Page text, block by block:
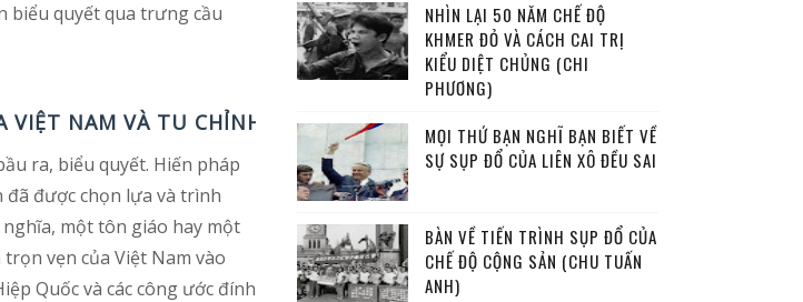
biểu quyết qua trưng cầu
VIỆT NAM VÀ TU CHỈNH LUẬT PHÁP
ra, biểu quyết. Hiến pháp
đã được chọn lựa và trình
một tôn giáo hay một
vẹn của Việt Nam vào
Quốc và các công ước đính
NHÌN LẠI 50 NĂM CHẾ ĐỘ
KHMER ĐỎ VÀ CÁCH CAI TRỊ
KIỂU DIỆT CHỦNG (CHI
PHƯƠNG)
MỌI THỨ BẠN NGHĨ BẠN BIẾT VỀ
SỰ SỤP ĐỔ CỦA LIÊN XÔ ĐỀU SAI
BÀN VỀ TIẾN TRÌNH SỤP ĐỔ CỦA
CHẾ ĐỘ CỘNG SẢN (CHU TUẤN
ANH)